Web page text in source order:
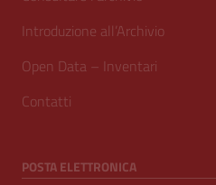
Introduzione all’Archivio
Open Data – Inventari
Contatti
POSTA ELETTRONICA